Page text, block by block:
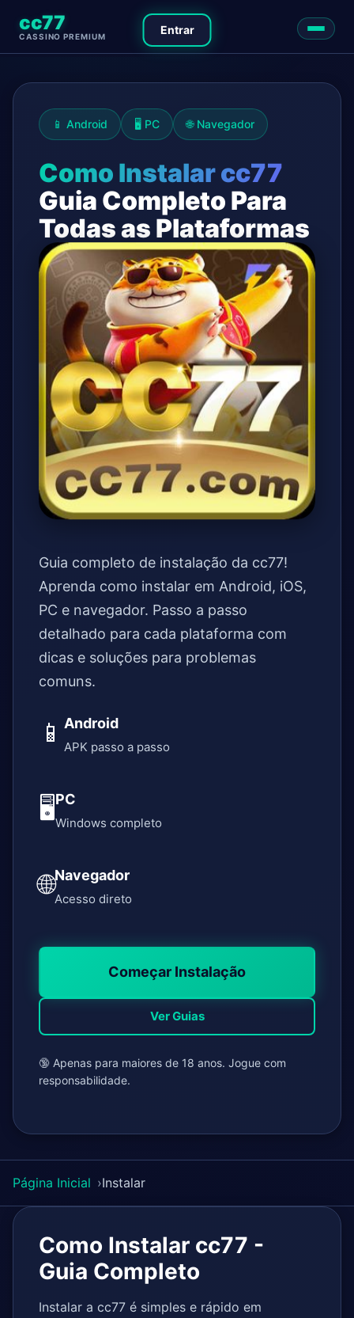
cc77
CASSINO PREMIUM Entrar
📱 Android 🖥️ PC 🌐 Navegador
Como Instalar cc77
Guia Completo Para
Todas as Plataformas
Guia completo de instalação da cc77!
Aprenda como instalar em Android, iOS,
PC e navegador. Passo a passo
detalhado para cada plataforma com
dicas e soluções para problemas
comuns.
📱 Android
APK passo a passo
🖥️PC
Windows completo
🌐Navegador
Acesso direto
Começar Instalação
Ver Guias
🔞 Apenas para maiores de 18 anos. Jogue com
responsabilidade.
Página Inicial Instalar
Como Instalar cc77 -
Guia Completo
Instalar a cc77 é simples e rápido em